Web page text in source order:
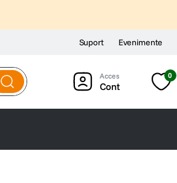
Suport Evenimente
Cont
0